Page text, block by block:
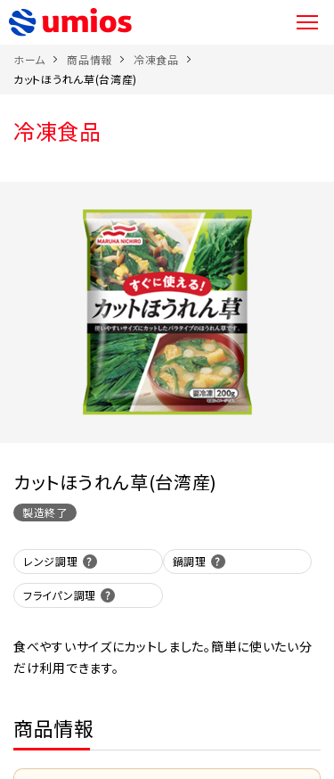
ホーム 商品情報
冷凍食品
カットほうれん草(台湾産)
冷凍食品
カットほうれん草(台湾産)
製造終了
レンジ調理 鍋調理
フライパン調理
食べやすいサイズにカットしました。簡単に使いたい分
だけ利用できます。
商品情報